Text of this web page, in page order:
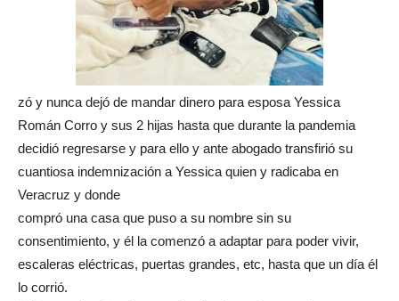
zó y nunca dejó de mandar dinero para esposa Yessica
Román Corro y sus 2 hijas hasta que durante la pandemia
decidió regresarse y para ello y ante abogado transfirió su
cuantiosa indemnización a Yessica quien y radicaba en
Veracruz y donde
compró una casa que puso a su nombre sin su
consentimiento, y él la comenzó a adaptar para poder vivir,
escaleras eléctricas, puertas grandes, etc, hasta que un día él
lo corrió.